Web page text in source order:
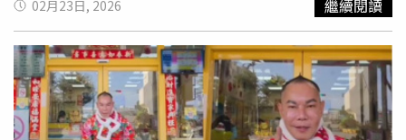
謝本片音樂製作的關鍵夥伴到場，並分享本片聲音製作在歐
洲完成，讓影片的聲音層次得以更完整呈現。《讓建築歌唱
～徐亞英的交響人生》大提琴家張正傑也出席盛會。（圖／
牽猴子提供）《讓建築歌唱～徐亞英的交響人生》紀錄的不
僅是一位建築聲學家的職涯軌跡，更是一場橫跨半世紀、穿
越歐亞大陸的聲音旅程。徐亞英1934年生於天津，畢業於
成短暫展示。（圖／翻攝自X，@20detik）根據《太陽報》
等外媒報導，該照片拍攝於安德魯離開英國警局時，畫面顯
示他坐在車後座神情凝重。團體以金色畫框展示照片，並命
名為「他現在流汗了」（He’s Sweating Now），標註年
份為2026年。標題被認為影射安德魯2019年接受《BBC》
專訪時曾表示，因福克蘭戰爭期間的醫療因素導致自己「無
02月23日, 2026 繼續閱讀